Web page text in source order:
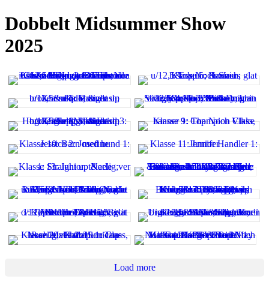
Dobbelt Midsummer Show
2025
Load more